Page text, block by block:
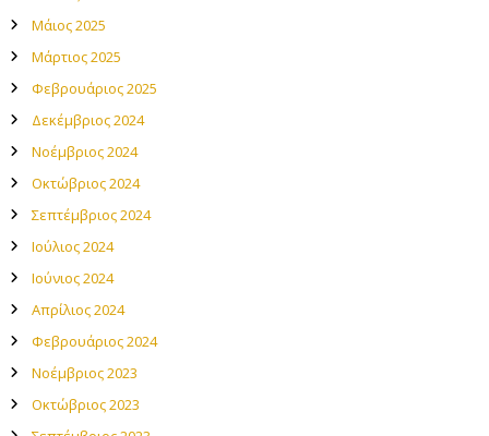
Μάιος 2025
Μάρτιος 2025
Φεβρουάριος 2025
Δεκέμβριος 2024
Νοέμβριος 2024
Οκτώβριος 2024
Σεπτέμβριος 2024
Ιούλιος 2024
Ιούνιος 2024
Απρίλιος 2024
Φεβρουάριος 2024
Νοέμβριος 2023
Οκτώβριος 2023